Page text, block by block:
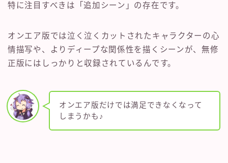
特に注目すべきは「追加シーン」の存在です。
オンエア版では泣く泣くカットされたキャラクターの心
情描写や、よりディープな関係性を描くシーンが、無修
正版にはしっかりと収録されているんです。
オンエア版だけでは満足できなくなって
しまうかも♪